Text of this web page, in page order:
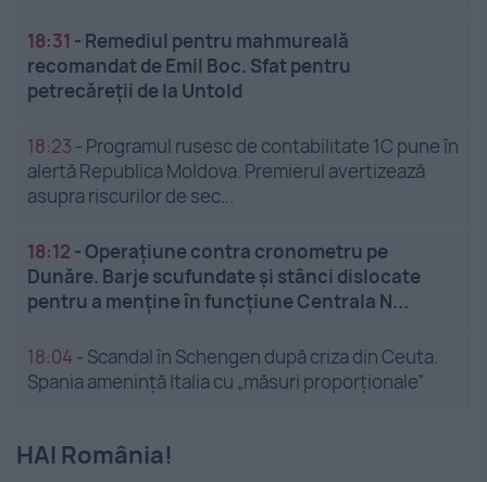
18:31 - Remediul pentru mahmureală
recomandat de Emil Boc. Sfat pentru
petrecăreții de la Untold
18:23 - Programul rusesc de contabilitate 1C pune în
alertă Republica Moldova. Premierul avertizează
asupra riscurilor de sec...
18:12 -Operațiune contra cronometru pe
Dunăre. Barje scufundate și stânci dislocate
pentru a menține în funcțiune Centrala N...
18:04 - Scandal în Schengen după criza din Ceuta.
Spania amenință Italia cu „măsuri proporționale”
HAI România!